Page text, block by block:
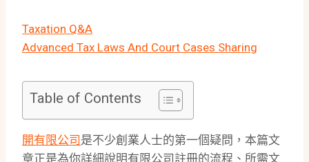
Taxation Q&A
Advanced Tax Laws And Court Cases Sharing
Table of Contents
開有限公司 是不少創業人士的第一個疑問，本篇文
章正是為你詳細說明有限公司註冊的流程、所需文